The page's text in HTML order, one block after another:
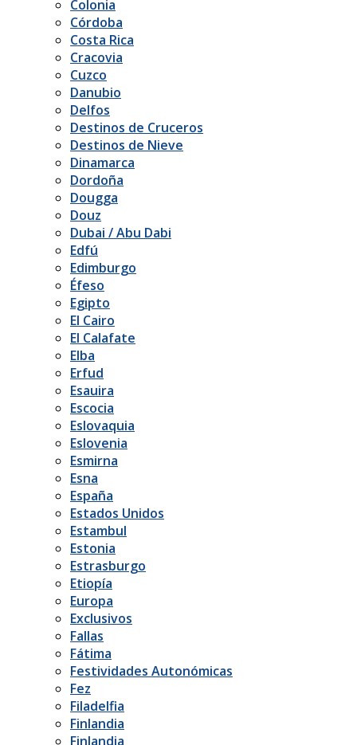
Colonia
Córdoba
Costa Rica
Cracovia
Cuzco
Danubio
Delfos
Destinos de Cruceros
Destinos de Nieve
Dinamarca
Dordoña
Dougga
Douz
Dubai / Abu Dabi
Edfú
Edimburgo
Éfeso
Egipto
El Cairo
El Calafate
Elba
Erfud
Esauira
Escocia
Eslovaquia
Eslovenia
Esmirna
Esna
España
Estados Unidos
Estambul
Estonia
Estrasburgo
Etiopía
Europa
Exclusivos
Fallas
Fátima
Festividades Autonómicas
Fez
Filadelfia
Finlandia
Finlandia